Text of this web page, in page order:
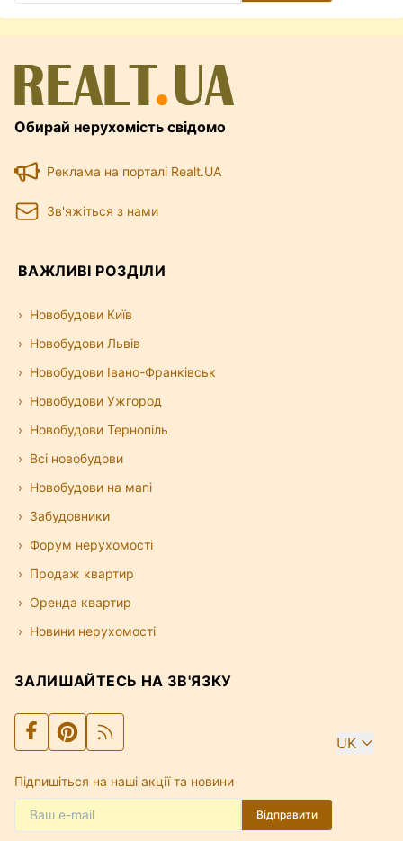
Обирай нерухомість свідомо
Реклама на порталі Realt.UA
Зв'яжіться з нами
ВАЖЛИВІ РОЗДІЛИ
Новобудови Київ
Новобудови Львів
Новобудови Івано-Франківськ
Новобудови Ужгород
Новобудови Тернопіль
Всі новобудови
Новобудови на мапі
Забудовники
Форум нерухомості
Продаж квартир
Оренда квартир
Новини нерухомості
ЗАЛИШАЙТЕСЬ НА ЗВ'ЯЗКУ
UK
Підпишіться на наші акції та новини
Відправити